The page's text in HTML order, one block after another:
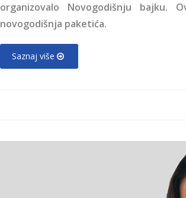
organizovalo Novogodišnju bajku.
novogodišnja paketića.
Saznaj više
Superhero-